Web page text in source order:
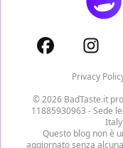
Privacy
© 2026 BadTaste.it
11885930963 - Sede
Questo blog non è
aggiornato senza